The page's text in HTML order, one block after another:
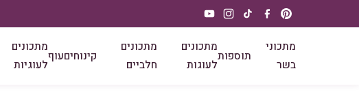
מתכוני
בשר
תוספות
מתכונים
לעוגות
מתכונים
חלביים
קינוחיםעוף
מתכונים
לעוגיות